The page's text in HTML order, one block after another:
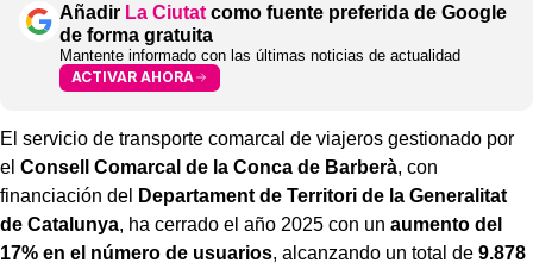
Añadir La Ciutat como fuente preferida de Google
de forma gratuita
Mantente informado con las últimas noticias de actualidad
ACTIVAR AHORA
El servicio de transporte comarcal de viajeros gestionado por
el Consell Comarcal de la Conca de Barberà, con
financiación del
Departament de Territori de la Generalitat
de Catalunya, ha cerrado el año 2025 con un aumento del
17% en el número de usuarios, alcanzando un total de 9.878